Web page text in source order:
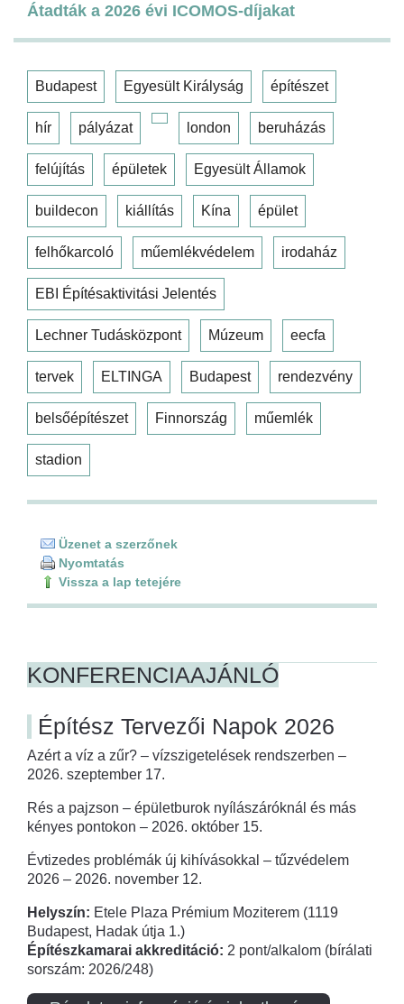
Átadták a 2026 évi ICOMOS-díjakat
Budapest Egyesült Királyság építészet
hír pályázat london beruházás
felújítás épületek Egyesült Államok
buildecon kiállítás Kína épület
felhőkarcoló műemlékvédelem irodaház
EBI Építésaktivitási Jelentés
Lechner Tudásközpont Múzeum eecfa
tervek ELTINGA Budapest rendezvény
belsőépítészet Finnország műemlék
stadion
Üzenet a szerzőnek
Nyomtatás
Vissza a lap tetejére
KONFERENCIAAJÁNLÓ
Építész Tervezői Napok 2026
Azért a víz a zűr? – vízszigetelések rendszerben –
2026. szeptember 17.
Rés a pajzson – épületburok nyílászáróknál és más
kényes pontokon – 2026. október 15.
Évtizedes problémák új kihívásokkal – tűzvédelem
2026 – 2026. november 12.
Helyszín: Etele Plaza Prémium Moziterem (1119
Budapest, Hadak útja 1.)
Építészkamarai akkreditáció: 2 pont/alkalom (bírálati
sorszám: 2026/248)